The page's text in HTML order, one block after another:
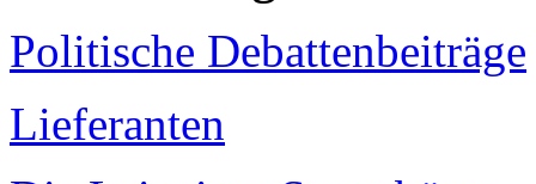
Politische Debattenbeiträge
Lieferanten